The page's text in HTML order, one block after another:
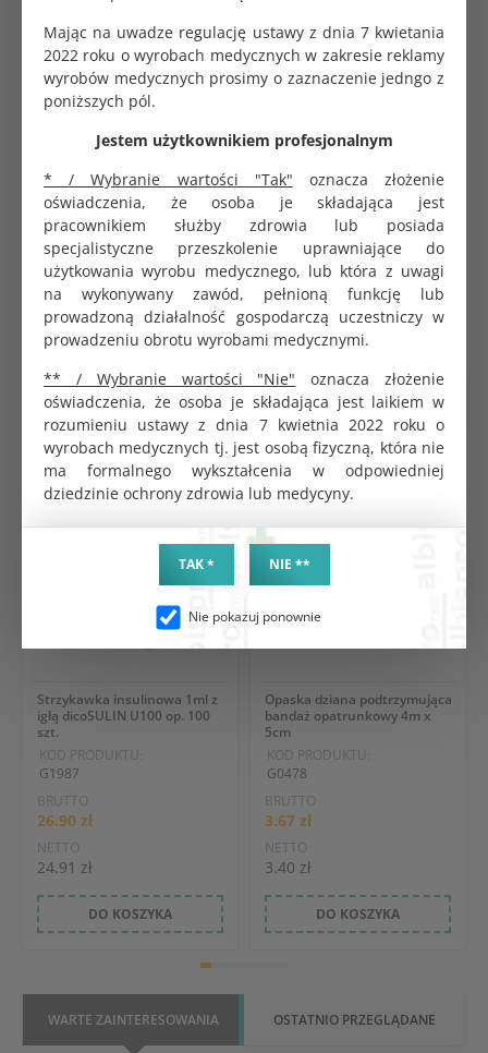
Mając na uwadze regulację ustawy z dnia 7 kwietania
2022 roku o wyrobach medycznych w zakresie reklamy
wyrobów medycznych prosimy o zaznaczenie jedngo z
poniższych pól.
Jestem użytkownikiem profesjonalnym
* / Wybranie wartości "Tak" oznacza złożenie
oświadczenia, że osoba je składająca jest
pracownikiem służby zdrowia lub posiada
specjalistyczne przeszkolenie uprawniające do
użytkowania wyrobu medycznego, lub która z uwagi
na wykonywany zawód, pełnioną funkcję lub
prowadzoną działalność gospodarczą uczestniczy w
prowadzeniu obrotu wyrobami medycznymi.
** / Wybranie wartości "Nie" oznacza złożenie
oświadczenia, że osoba je składająca jest laikiem w
rozumieniu ustawy z dnia 7 kwietnia 2022 roku o
wyrobach medycznych tj. jest osobą fizyczną, która nie
ma formalnego wykształcenia w odpowiedniej
dziedzinie ochrony zdrowia lub medycyny.
TAK * NIE **
Nie pokazuj ponownie
Zestaw zawiera
1. Okrycia dolne z nogawicami z
wzmocnieniem, workiem na płyny i
systemem przylepców 180x200x270 cm;
środek otworu 45x20 cm i 7x12 cm
2. Okrycie stołu narzędziowego 150x240cm 1 sztuka
3. Okrycie Mayo 80x145cm 1 sztuka
PRODUKTY POWIĄZANE CHĘTNIE KUPOWANE
Strzykawka insulinowa 1ml z
igłą dicoSULIN U100 op. 100
szt.
KOD PRODUKTU:
G1987
BRUTTO
26.90 zł
NETTO
24.91 zł
DO KOSZYKA
Opaska dziana podtrzymująca
bandaż opatrunkowy 4m x
5cm
KOD PRODUKTU:
G0478
BRUTTO
3.67 zł
NETTO
3.40 zł
DO KOSZYKA
WARTE ZAINTERESOWANIA OSTATNIO PRZEGLĄDANE